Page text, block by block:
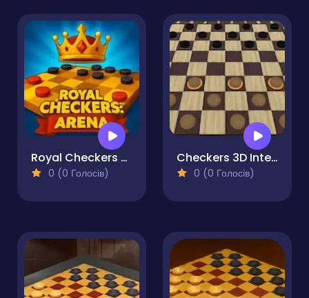
Royal Checkers Arena
0 (0 Голосів)
Checkers 3D International
0 (0 Голосів)